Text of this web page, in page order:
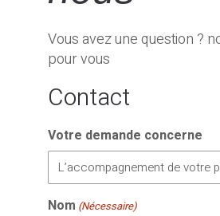
Vous avez une question ?
pour vous
Contact
Votre demande concerne
Nom (Nécessaire)